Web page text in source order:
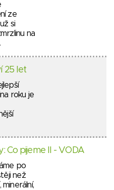
ze
si
na
25 let
roku je
Co pijeme II - VODA
po
než
minerální,